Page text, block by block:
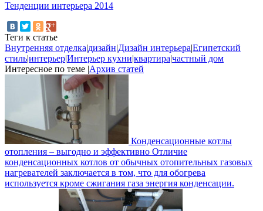
Тенденции интерьера 2014
Теги к статье
Внутренняя отделка|дизайн|Дизайн интерьера|Египетский
стиль|интерьер|Интерьер кухни|квартира|частный дом
Интересное по теме |Архив статей
Конденсационные котлы
отопления – выгодно и эффективно Отличие
конденсационных котлов от обычных отопительных газовых
нагревателей заключается в том, что для обогрева
используется кроме сжигания газа энергия конденсации.